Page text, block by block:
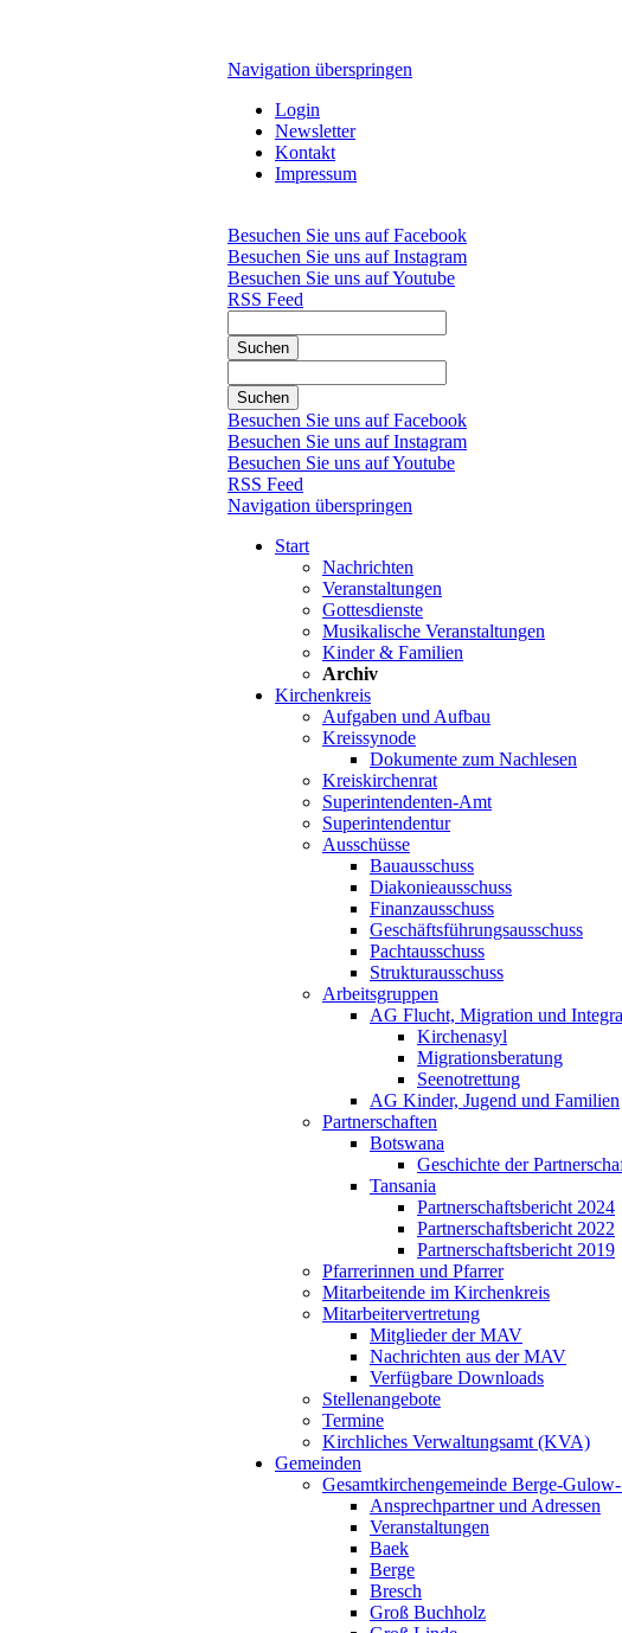
Navigation überspringen
Login
Newsletter
Kontakt
Impressum
Besuchen Sie uns auf Facebook
Besuchen Sie uns auf Instagram
Besuchen Sie uns auf Youtube
RSS Feed
Suchen
Suchen
Besuchen Sie uns auf Facebook
Besuchen Sie uns auf Instagram
Besuchen Sie uns auf Youtube
RSS Feed
Navigation überspringen
Start
Nachrichten
Veranstaltungen
Gottesdienste
Musikalische Veranstaltungen
Kinder & Familien
Archiv
Kirchenkreis
Aufgaben und Aufbau
Kreissynode
Dokumente zum Nachlesen
Kreiskirchenrat
Superintendenten-Amt
Superintendentur
Ausschüsse
Bauausschuss
Diakonieausschuss
Finanzausschuss
Geschäftsführungsausschuss
Pachtausschuss
Strukturausschuss
Arbeitsgruppen
AG Flucht, Migration und
Kirchenasyl
Migrationsberatung
Seenotrettung
AG Kinder, Jugend und Familien
Partnerschaften
Botswana
Geschichte der
Tansania
Partnerschaftsbericht 2024
Partnerschaftsbericht 2022
Partnerschaftsbericht 2019
Pfarrerinnen und Pfarrer
Mitarbeitende im Kirchenkreis
Mitarbeitervertretung
Mitglieder der MAV
Nachrichten aus der MAV
Verfügbare Downloads
Stellenangebote
Termine
Kirchliches Verwaltungsamt (KVA)
Gemeinden
Gesamtkirchengemeinde Berge-
Ansprechpartner und Adressen
Veranstaltungen
Baek
Berge
Bresch
Groß Buchholz